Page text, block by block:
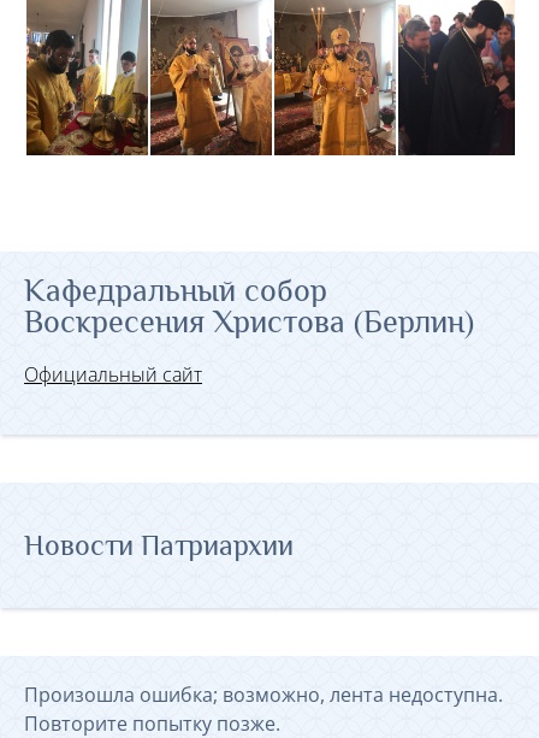
Кафедральный собор
Воскресения Христова (Берлин)
Официальный сайт
Новости Патриархии
Произошла ошибка; возможно, лента недоступна.
Повторите попытку позже.